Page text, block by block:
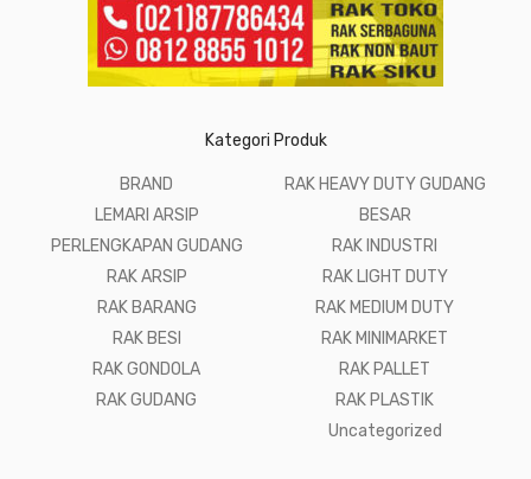
Kategori Produk
BRAND
LEMARI ARSIP
PERLENGKAPAN GUDANG
RAK ARSIP
RAK BARANG
RAK BESI
RAK GONDOLA
RAK GUDANG
RAK HEAVY DUTY GUDANG
BESAR
RAK INDUSTRI
RAK LIGHT DUTY
RAK MEDIUM DUTY
RAK MINIMARKET
RAK PALLET
RAK PLASTIK
Uncategorized